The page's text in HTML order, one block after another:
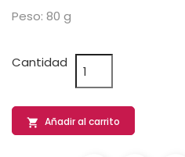
Peso: 80 g
Cantidad
 Añadir al carrito